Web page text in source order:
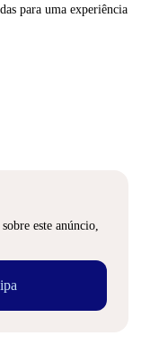
para uma experiência
este anúncio,